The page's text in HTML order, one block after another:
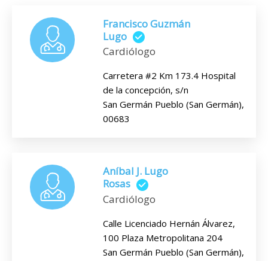
Francisco Guzmán
Lugo
Cardiólogo
Carretera #2 Km 173.4 Hospital
de la concepción, s/n
San Germán Pueblo (San Germán),
00683
Aníbal J. Lugo
Rosas
Cardiólogo
Calle Licenciado Hernán Álvarez,
100 Plaza Metropolitana 204
San Germán Pueblo (San Germán),